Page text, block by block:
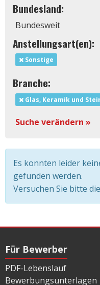
Bundesland:
Bundesweit
Anstellungsart(en):
Sonstige
Branche:
Glas, Keramik und
Suche verändern »
Es konnten leider
gefunden werden.
Versuchen Sie bitte
Für Bewerber
PDF-Lebenslauf
Bewerbungsunterlagen